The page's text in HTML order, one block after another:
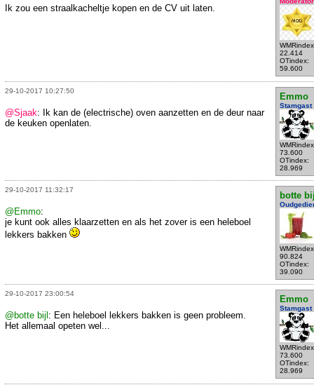
22.414
OTindex:
59.600
Ik zou een straalkacheltje kopen en de CV uit laten.
29-10-2017 10:27:50
Emmo
Stamgast
73.600
OTindex:
28.969
@Sjaak: Ik kan de (electrische) oven aanzetten en de deur naar
de keuken openlaten.
29-10-2017 11:32:17
botte
90.824
OTindex:
39.090
@Emmo:
je kunt ook alles klaarzetten en als het zover is een heleboel
lekkers bakken
29-10-2017 23:00:54
Emmo
Stamgast
73.600
OTindex:
28.969
@botte bijl : Een heleboel lekkers bakken is geen probleem.
Het allemaal opeten wel...